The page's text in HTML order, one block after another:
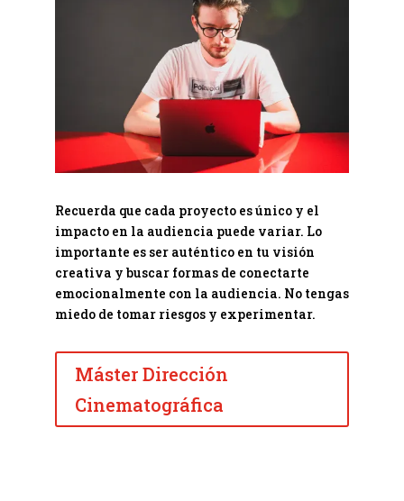
Recuerda que cada proyecto es único y el
impacto en la audiencia puede variar. Lo
importante es ser auténtico en tu visión
creativa y buscar formas de conectarte
emocionalmente con la audiencia. No tengas
miedo de tomar riesgos y experimentar.
Máster Dirección
Cinematográfica